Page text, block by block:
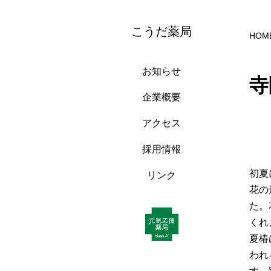
こうだ薬局
お知らせ
企業概要
アクセス
採用情報
リンク
初夏
花の
た
くれ
夏
わ